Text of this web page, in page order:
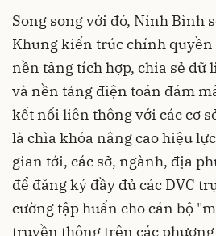
Song song với đó, Ninh Bình
Khung kiến trúc chính quyền
nền tảng tích hợp, chia sẻ dữ
và nền tảng điện toán đám
kết nối liên thông với các cơ
là chìa khóa nâng cao hiệu
gian tới, các sở, ngành, địa
để đăng ký đầy đủ các DVC
cường tập huấn cho cán bộ
truyền thông trên các